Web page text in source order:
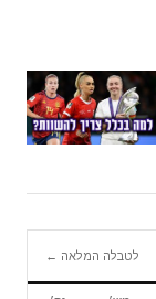
לטבלה המלאה ←